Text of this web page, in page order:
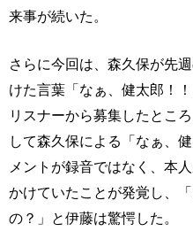
来事が続いた。
さらに今回は、森久保が先
けた言葉「なぁ、健太郎！
リスナーから募集したとこ
して森久保による「なぁ、
メントが録音ではなく、本
かけていたことが発覚し、
の？」と伊藤は驚愕した。